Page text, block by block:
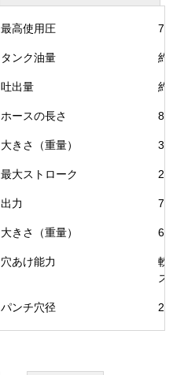
最高使用圧
タンク油量 約
吐出量 約
ホースの長さ
大きさ（重量）
最大ストローク
出力
大きさ（重量）
穴あけ能力
軟
ス
パンチ穴径